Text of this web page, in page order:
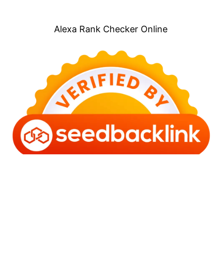
Alexa Rank Checker Online